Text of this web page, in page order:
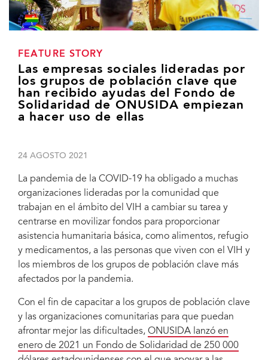
В Уганде была создана организация Let’s Walk Uganda (LWU) для
FEATURE STORY
Las empresas sociales lideradas por
los grupos de población clave que
han recibido ayudas del Fondo de
Solidaridad de ONUSIDA empiezan
a hacer uso de ellas
24 AGOSTO 2021
La pandemia de la COVID-19 ha obligado a muchas
organizaciones lideradas por la comunidad que
trabajan en el ámbito del VIH a cambiar su tarea y
centrarse en movilizar fondos para proporcionar
asistencia humanitaria básica, como alimentos, refugio
y medicamentos, a las personas que viven con el VIH y
los miembros de los grupos de población clave más
afectados por la pandemia.
Con el fin de capacitar a los grupos de población clave
y las organizaciones comunitarias para que puedan
afrontar mejor las dificultades, ONUSIDA lanzó en
enero de 2021 un Fondo de Solidaridad de 250 000